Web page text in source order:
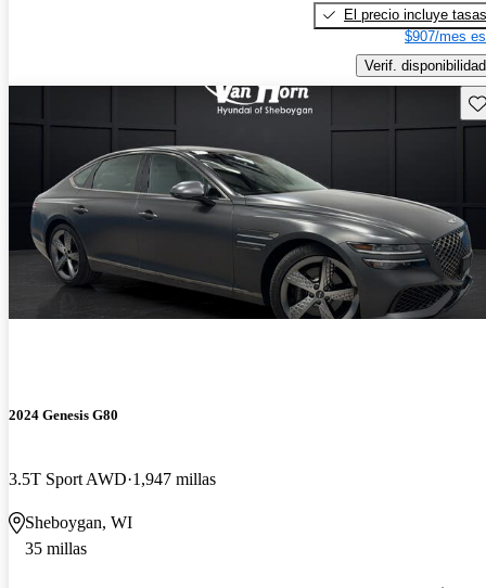
El precio incluye tasas
$907/mes
Verif. disponibilidad
2024 Genesis G80
3.5T Sport AWD 1,947 millas
Sheboygan, WI
35 millas